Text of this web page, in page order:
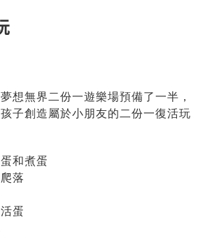
想無界二份一遊樂場預備了一半，
子創造屬於小朋友的二份一復活玩
和煮蛋
落
蛋